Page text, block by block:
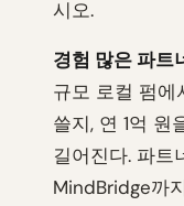
시오.
경험 많은 파트
규모 로컬 펌에
쓸지, 연 1억 원
길어진다. 파트
MindBridge까